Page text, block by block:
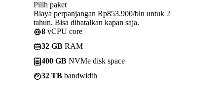
Pilih paket
Biaya perpanjangan Rp853.900/bln untuk 2
tahun. Bisa dibatalkan kapan saja.
8 vCPU core
32 GB RAM
400 GB NVMe disk space
32 TB bandwidth